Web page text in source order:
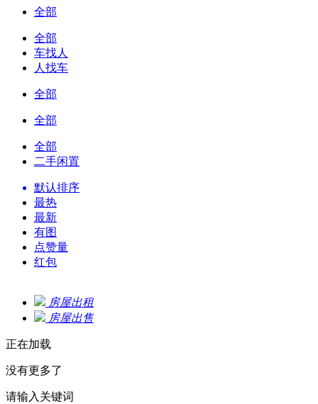
全部
全部
车找人
人找车
全部
全部
全部
二手闲置
默认排序
最热
最新
有图
点赞量
红包
房屋出租
房屋出售
正在加载
没有更多了
请输入关键词